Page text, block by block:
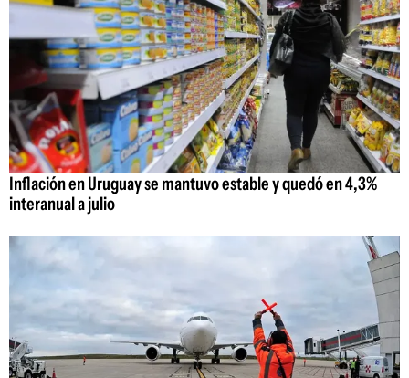
Inflación en Uruguay se mantuvo estable y quedó en 4,3%
interanual a julio